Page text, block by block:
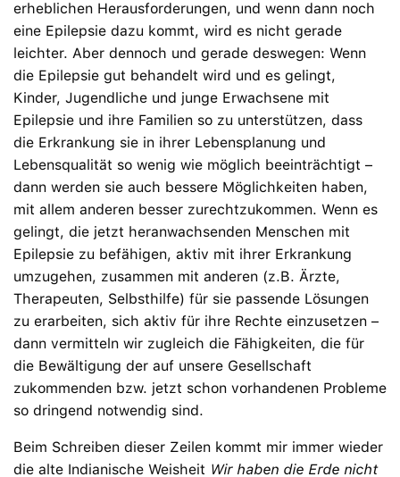
erheblichen Herausforderungen, und wenn dann noch
eine Epilepsie dazu kommt, wird es nicht gerade
leichter. Aber dennoch und gerade deswegen: Wenn
die Epilepsie gut behandelt wird und es gelingt,
Kinder, Jugendliche und junge Erwachsene mit
Epilepsie und ihre Familien so zu unterstützen, dass
die Erkrankung sie in ihrer Lebensplanung und
Lebensqualität so wenig wie möglich beeinträchtigt –
dann werden sie auch bessere Möglichkeiten haben,
mit allem anderen besser zurechtzukommen. Wenn es
gelingt, die jetzt heranwachsenden Menschen mit
Epilepsie zu befähigen, aktiv mit ihrer Erkrankung
umzugehen, zusammen mit anderen (z.B. Ärzte,
Therapeuten, Selbsthilfe) für sie passende Lösungen
zu erarbeiten, sich aktiv für ihre Rechte einzusetzen –
dann vermitteln wir zugleich die Fähigkeiten, die für
die Bewältigung der auf unsere Gesellschaft
zukommenden bzw. jetzt schon vorhandenen Probleme
so dringend notwendig sind.
Beim Schreiben dieser Zeilen kommt mir immer wieder
die alte Indianische Weisheit Wir haben die Erde nicht